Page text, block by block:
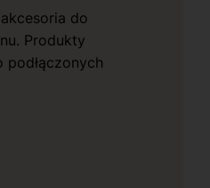
do
Produkty
podłączonych